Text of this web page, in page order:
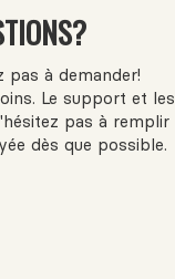
pas à demander!
Le support et les
pas à remplir
dès que possible.